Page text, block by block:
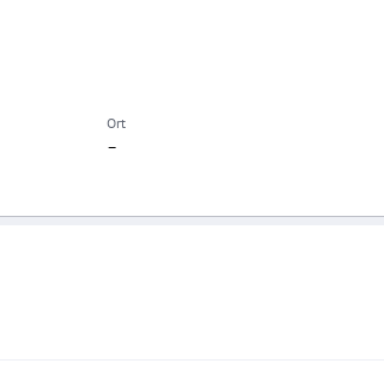
Ort
–